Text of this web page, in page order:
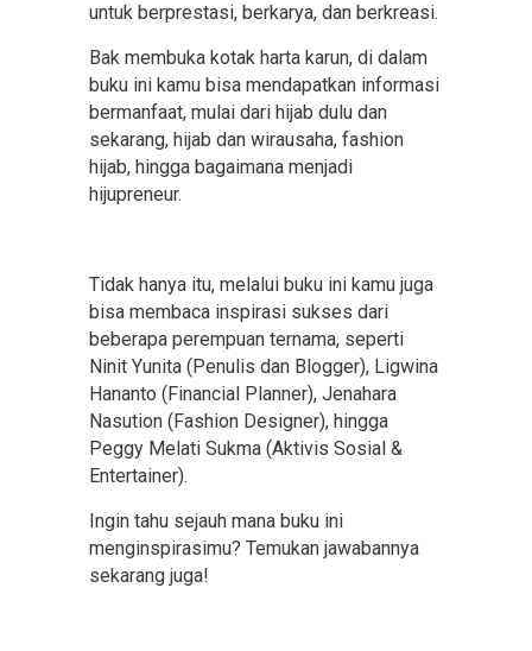
untuk berprestasi, berkarya, dan berkreasi.
Bak membuka kotak harta karun, di dalam
buku ini kamu bisa mendapatkan informasi
bermanfaat, mulai dari hijab dulu dan
sekarang, hijab dan wirausaha, fashion
hijab, hingga bagaimana menjadi
hijupreneur.
Tidak hanya itu, melalui buku ini kamu juga
bisa membaca inspirasi sukses dari
beberapa perempuan ternama, seperti
Ninit Yunita (Penulis dan Blogger), Ligwina
Hananto (Financial Planner), Jenahara
Nasution (Fashion Designer), hingga
Peggy Melati Sukma (Aktivis Sosial &
Entertainer).
Ingin tahu sejauh mana buku ini
menginspirasimu? Temukan jawabannya
sekarang juga!